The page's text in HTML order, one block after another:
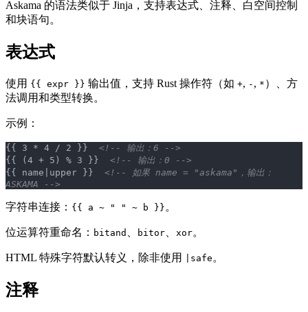
Askama 的语法类似于 Jinja，支持表达式、注释、白空间控制
和块语句。
表达式
使用 {{ expr }} 输出值，支持 Rust 操作符（如 +, - , * ）、方
法调用和类型转换。
示例：
{{ 3 * 4 / 2 }} <!-- 输出：6 -->
{{ (4 + 5) % 3 }} <!-- 输出：0 -->
{{ name|upper }} <!-- 如果 name = "askama"，输出：
ASKAMA -->
字符串连接： {{ a ~ " " ~ b }} 。
位运算符重命名： bitand bitor xor。
HTML 特殊字符默认转义，除非使用 |safe 。
注释